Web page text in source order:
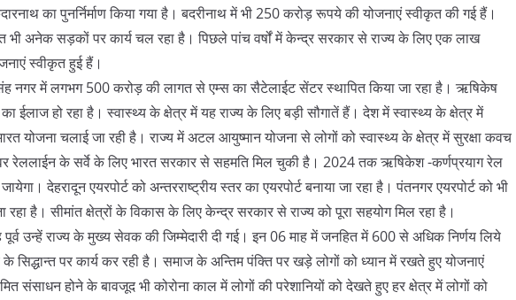
का पुनर्निर्माण किया गया है। बदरीनाथ में भी 250 करोड़ रूपये की योजनाएं स्वीकृत की गई हैं।
भी अनेक सड़कों पर कार्य चल रहा है। पिछले पांच वर्षों में केन्द्र सरकार से राज्य के लिए एक लाख
स्वीकृत हुई हैं।
नगर में लगभग 500 करोड़ की लागत से एम्स का सैटेलाईट सेंटर स्थापित किया जा रहा है। ऋषिकेष
का ईलाज हो रहा है। स्वास्थ्य के क्षेत्र में यह राज्य के लिए बड़ी सौगातें हैं। देश में स्वास्थ्य के क्षेत्र में
योजना चलाई जा रही है। राज्य में अटल आयुष्मान योजना से लोगों को स्वास्थ्य के क्षेत्र में सुरक्षा कवच
रेललाईन के सर्वे के लिए भारत सरकार से सहमति मिल चुकी है। 2024 तक ऋषिकेश -कर्णप्रयाग रेल
जायेगा। देहरादून एयरपोर्ट को अन्तरराष्ट्रीय स्तर का एयरपोर्ट बनाया जा रहा है। पंतनगर एयरपोर्ट को भी
रहा है। सीमांत क्षेत्रों के विकास के लिए केन्द्र सरकार से राज्य को पूरा सहयोग मिल रहा है।
उन्हें राज्य के मुख्य सेवक की जिम्मेदारी दी गई। इन 06 माह में जनहित में 600 से अधिक निर्णय लिये
सिद्धान्त पर कार्य कर रही है। समाज के अन्तिम पंक्ति पर खड़े लोगों को ध्यान में रखते हुए योजनाएं
संसाधन होने के बावजूद भी कोरोना काल में लोगों की परेशानियों को देखते हुए हर क्षेत्र में लोगों को